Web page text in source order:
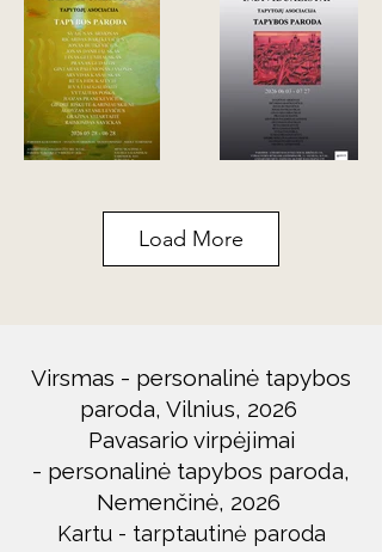
Load More
Virsmas - personalinė tapybos
paroda, Vilnius, 2026
Pavasario virpėjimai
- personalinė tapybos paroda,
Nemenčinė, 2026
Kartu - tarptautinė paroda